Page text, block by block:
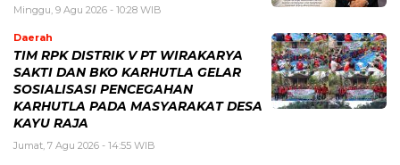
Minggu, 9 Agu 2026 - 10:28 WIB
Daerah
TIM RPK DISTRIK V PT WIRAKARYA
SAKTI DAN BKO KARHUTLA GELAR
SOSIALISASI PENCEGAHAN
KARHUTLA PADA MASYARAKAT DESA
KAYU RAJA
Jumat, 7 Agu 2026 - 14:55 WIB